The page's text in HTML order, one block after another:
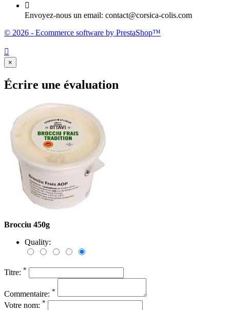

Envoyez-nous un email: contact@corsica-colis.com
© 2026 - Ecommerce software by PrestaShop™

×
Écrire une évaluation
Brocciu 450g
Quality:
Titre: *
Commentaire: *
Votre nom: *